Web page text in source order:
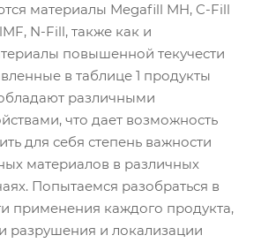
материалы Megafill MH, C-Fill
N-Fill, также как и
повышенной текучести
в таблице 1 продукты
различными
что дает возможность
для себя степень важности
материалов в различных
Попытаемся разобраться в
применения каждого продукта,
разрушения и локализации